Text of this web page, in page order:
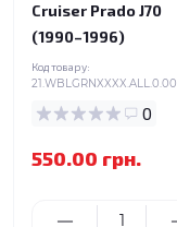
Cruiser Prado J70
(1990–1996)
Код товару:
21.WBLGRNXXXX.ALL.0.00
0
550.00 грн.